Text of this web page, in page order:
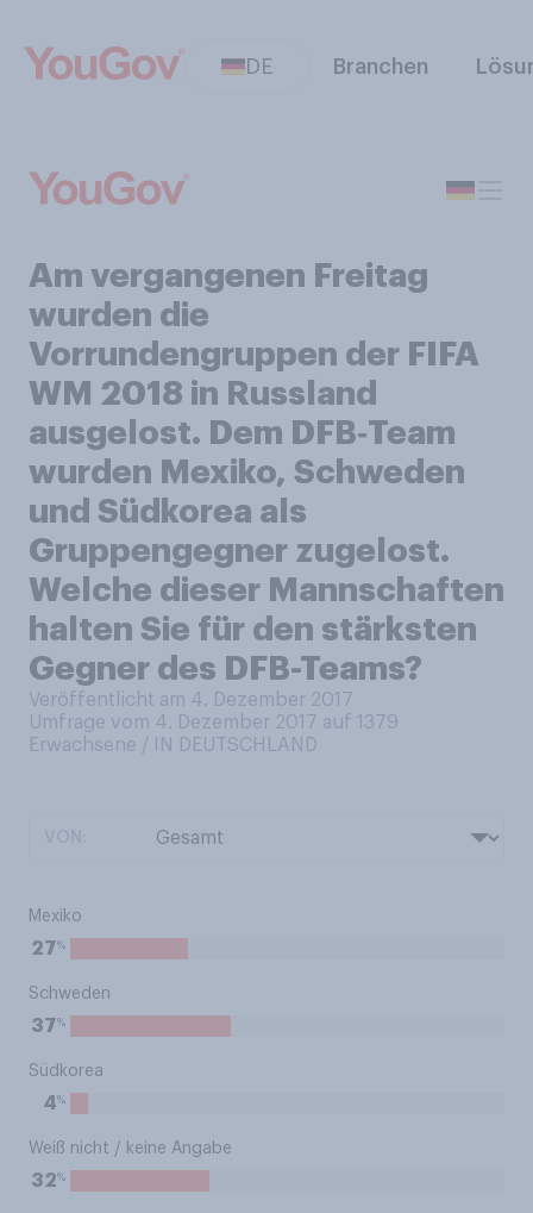
DE Branchen
Am vergangenen Freitag
wurden die
Vorrundengruppen der FIFA
WM 2018 in Russland
ausgelost. Dem DFB‑Team
wurden Mexiko, Schweden
und Südkorea als
Gruppengegner zugelost.
Welche dieser Mannschaften
halten Sie für den stärksten
Gegner des DFB-Teams?
Veröffentlicht am 4. Dezember 2017
Umfrage vom 4. Dezember 2017 auf 1379
Erwachsene / IN DEUTSCHLAND
Mexiko
27%
Schweden
37%
Südkorea
4%
Weiß nicht / keine Angabe
32%